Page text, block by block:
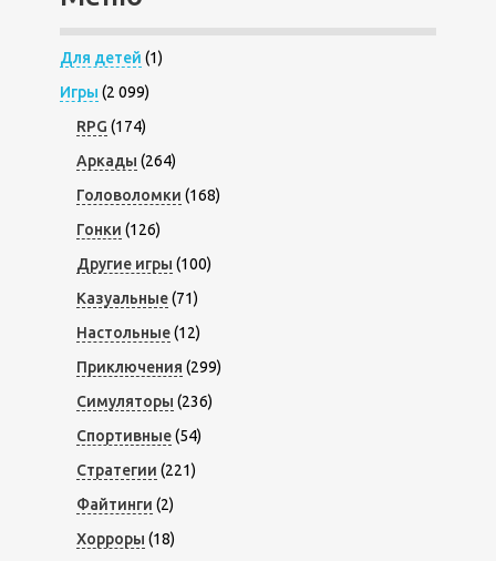
Для детей (1)
Игры (2 099)
RPG (174)
Аркады (264)
Головоломки (168)
Гонки (126)
Другие игры (100)
Казуальные(71)
Настольные(12)
Приключения (299)
Симуляторы (236)
Спортивные(54)
Стратегии (221)
Файтинги (2)
Хорроры (18)